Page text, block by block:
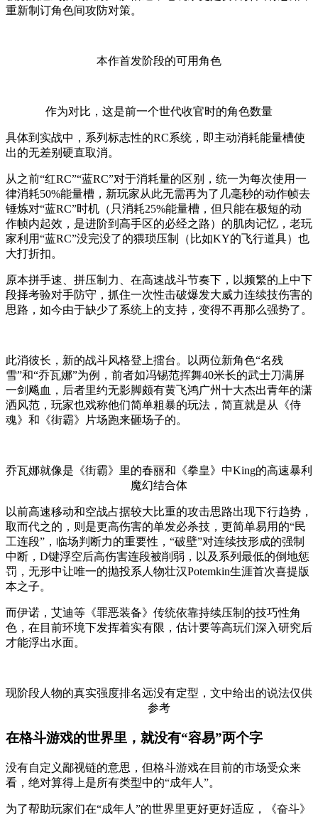
重新制订角色间攻防对策。
本作首发阶段的可用角色
作为对比，这是前一个世代收官时的角色数量
具体到实战中，系列标志性的RC系统，即主动消耗能量槽使
出的无差别硬直取消。
从之前“红RC”“蓝RC”对于消耗量的区别，统一为每次使用一
律消耗50%能量槽，新玩家从此无需再为了几毫秒的动作帧去
锤炼对“蓝RC”时机（只消耗25%能量槽，但只能在极短的动
作帧内起效，是进阶到高手区的必经之路）的肌肉记忆，老玩
家利用“蓝RC”没完没了的猥琐压制（比如KY的飞行道具）也
大打折扣。
原本拼手速、拼压制力、在高速战斗节奏下，以频繁的上中下
段择考验对手防守，抓住一次性击破爆发大威力连续技伤害的
思路，如今由于缺少了系统上的支持，变得不再那么强势了。
此消彼长，新的战斗风格登上擂台。以两位新角色“名残
雪”和“乔瓦娜”为例，前者如冯锡范挥舞40米长的武士刀满屏
一剑飚血，后者里约无影脚颇有黄飞鸿广州十大杰出青年的潇
洒风范，玩家也戏称他们简单粗暴的玩法，简直就是从《侍
魂》和《街霸》片场跑来砸场子的。
乔瓦娜就像是《街霸》里的春丽和《拳皇》中King的高速暴利
魔幻结合体
以前高速移动和空战占据较大比重的攻击思路出现下行趋势，
取而代之的，则是更高伤害的单发必杀技，更简单易用的“民
工连段”，临场判断力的重要性，“破壁”对连续技形成的强制
中断，D键浮空后高伤害连段被削弱，以及系列最低的倒地惩
罚，无形中让唯一的抛投系人物壮汉Potemkin生涯首次喜提版
本之子。
而伊诺，艾迪等《罪恶装备》传统依靠持续压制的技巧性角
色，在目前环境下发挥着实有限，估计要等高玩们深入研究后
才能浮出水面。
现阶段人物的真实强度排名远没有定型，文中给出的说法仅供
参考
在格斗游戏的世界里，就没有“容易”两个字
没有自定义鄙视链的意思，但格斗游戏在目前的市场受众来
看，绝对算得上是所有类型中的“成年人”。
为了帮助玩家们在“成年人”的世界里更好更好适应，《奋斗》